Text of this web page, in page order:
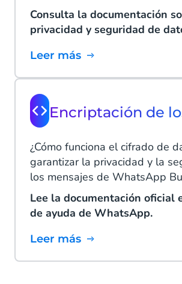
Consulta la documentación
privacidad y seguridad de
Leer más
Encriptación de
¿Cómo funciona el cifrado de
garantizar la privacidad y la
los mensajes de WhatsApp
Lee la documentación oficial
de ayuda de WhatsApp.
Leer más